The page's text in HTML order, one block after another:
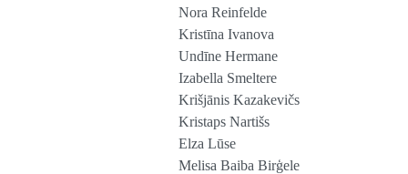
Nora Reinfelde
Kristīna Ivanova
Undīne Hermane
Izabella Smeltere
Krišjānis Kazakevičs
Kristaps Nartišs
Elza Lūse
Melisa Baiba Birģele